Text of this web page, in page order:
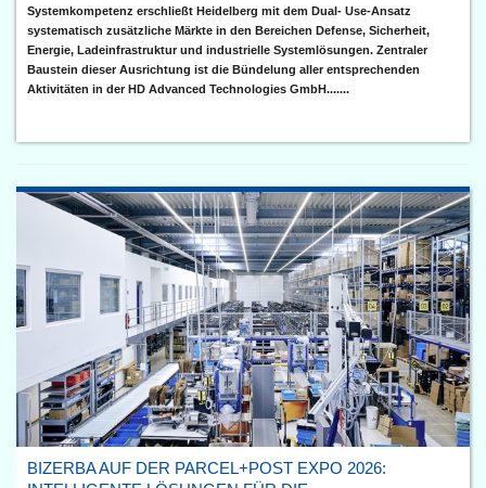
Systemkompetenz erschließt Heidelberg mit dem Dual- Use-Ansatz
systematisch zusätzliche Märkte in den Bereichen Defense, Sicherheit,
Energie, Ladeinfrastruktur und industrielle Systemlösungen. Zentraler
Baustein dieser Ausrichtung ist die Bündelung aller entsprechenden
Aktivitäten in der HD Advanced Technologies GmbH.......
BIZERBA AUF DER PARCEL+POST EXPO 2026: